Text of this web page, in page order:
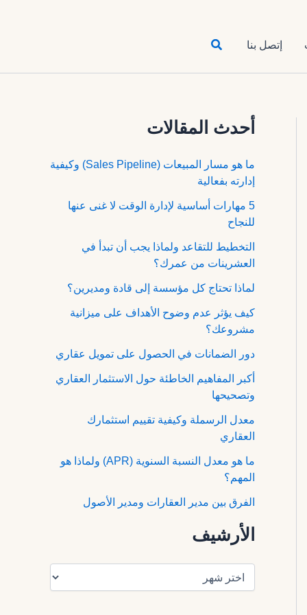
إتصل بنا البحث
أحدث المقالات
ما هو مسار المبيعات (Sales Pipeline) وكيفية
إدارته بفعالية
5 مهارات أساسية لإدارة الوقت لا غنى عنها
للنجاح
التخطيط للتقاعد ولماذا يجب أن تبدأ في
العشرينات من عمرك؟
لماذا تحتاج كل مؤسسة إلى قادة ومديرين؟
كيف يؤثر عدم وضوح الأهداف على ميزانية
مشروعك؟
دور الضمانات في الحصول على تمويل عقاري
أكبر المفاهيم الخاطئة حول الاستثمار العقاري
وتصحيحها
معدل الرسملة وكيفية تقييم استثمارك
العقاري
ما هو معدل النسبة السنوية (APR) ولماذا هو
المهم؟
الفرق بين مدير العقارات ومدير الأصول
الأرشيف